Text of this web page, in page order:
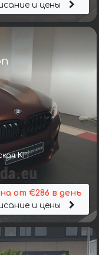
и цены
КП
от €286 в день
и цены